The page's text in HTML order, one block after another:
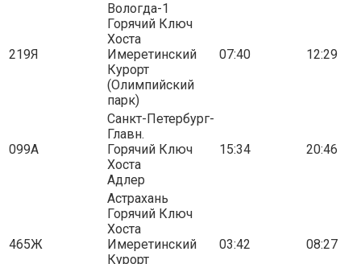
219Я
Вологда-1
Горячий Ключ
Хоста
Имеретинский
Курорт
(Олимпийский
парк)
07:40 12:29
099А
Санкт-Петербург-
Главн.
Горячий Ключ
Хоста
Адлер
15:34 20:46
465Ж
Астрахань
Горячий Ключ
Хоста
Имеретинский
Курорт
03:42 08:27